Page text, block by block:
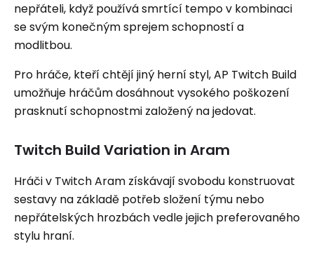
nepřáteli, když používá smrtící tempo v kombinaci
se svým konečným sprejem schopností a
modlitbou.
Pro hráče, kteří chtějí jiný herní styl, AP Twitch Build
umožňuje hráčům dosáhnout vysokého poškození
prasknutí schopnostmi založený na jedovat.
Twitch Build Variation in Aram
Hráči v Twitch Aram získávají svobodu konstruovat
sestavy na základě potřeb složení týmu nebo
nepřátelských hrozbách vedle jejich preferovaného
stylu hraní.